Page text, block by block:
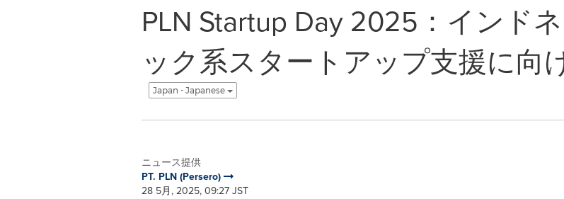
PLN Startup Day 2025：インド
ック系スタートアップ支援に向
Japan - Japanese
ニュース提供
PT. PLN (Persero)
28 5月, 2025, 09:27 JST